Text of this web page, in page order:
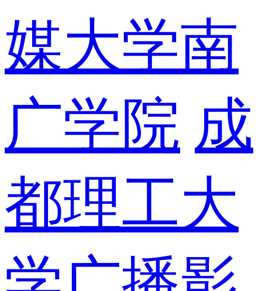
媒大学南
广学院 成
都理工大